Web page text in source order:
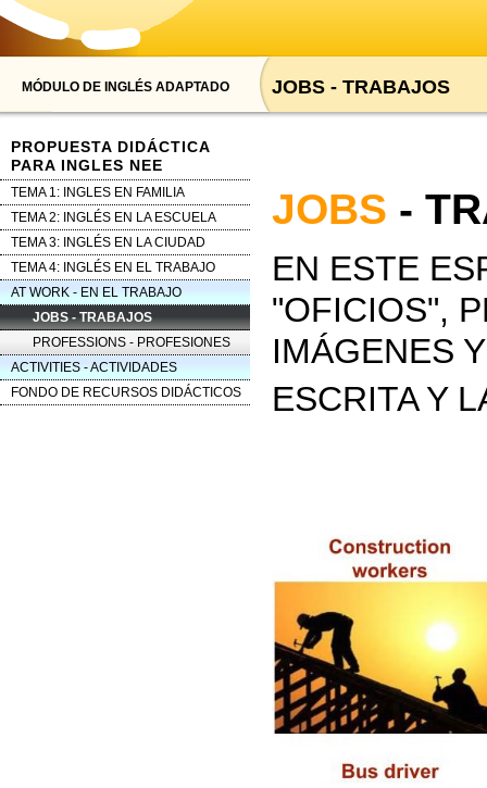
MÓDULO DE INGLÉS ADAPTADO
PROPUESTA DIDÁCTICA
PARA INGLES NEE
TEMA 1: INGLES EN FAMILIA
TEMA 2: INGLÉS EN LA ESCUELA
TEMA 3: INGLÉS EN LA CIUDAD
TEMA 4: INGLÉS EN EL TRABAJO
AT WORK - EN EL TRABAJO
JOBS - TRABAJOS
PROFESSIONS - PROFESIONES
ACTIVITIES - ACTIVIDADES
FONDO DE RECURSOS DIDÁCTICOS
JOBS - TRABAJOS
JOBS -
EN ESTE
"OFICIOS",
IMÁGENES
ESCRITA Y